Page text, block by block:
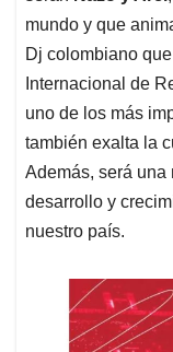
mundo y que
Dj colombiano
Internacional de
uno de los más
también exalta la
Además, será una
desarrollo y
nuestro país.